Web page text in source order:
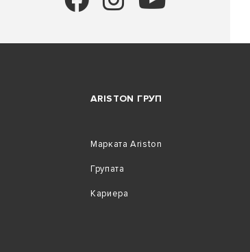
ARISTON ГРУП
Марката Ariston
Групата
Кариера